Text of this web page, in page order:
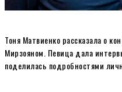
Тоня Матвиенко рассказала о
Мирзояном. Певица дала
поделилась подробностями